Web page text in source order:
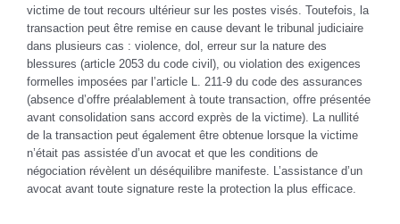
victime de tout recours ultérieur sur les postes visés. Toutefois, la
transaction peut être remise en cause devant le tribunal judiciaire
dans plusieurs cas : violence, dol, erreur sur la nature des
blessures (article 2053 du code civil), ou violation des exigences
formelles imposées par l’article L. 211-9 du code des assurances
(absence d’offre préalablement à toute transaction, offre présentée
avant consolidation sans accord exprès de la victime). La nullité
de la transaction peut également être obtenue lorsque la victime
n’était pas assistée d’un avocat et que les conditions de
négociation révèlent un déséquilibre manifeste. L’assistance d’un
avocat avant toute signature reste la protection la plus efficace.